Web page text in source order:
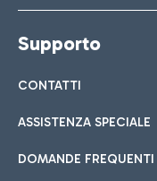
Supporto
CONTATTI
ASSISTENZA SPECIALE
DOMANDE FREQUENTI